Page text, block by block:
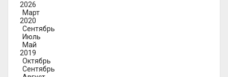
2026
Март
2020
Сентябрь
Июль
Май
2019
Октябрь
Сентябрь